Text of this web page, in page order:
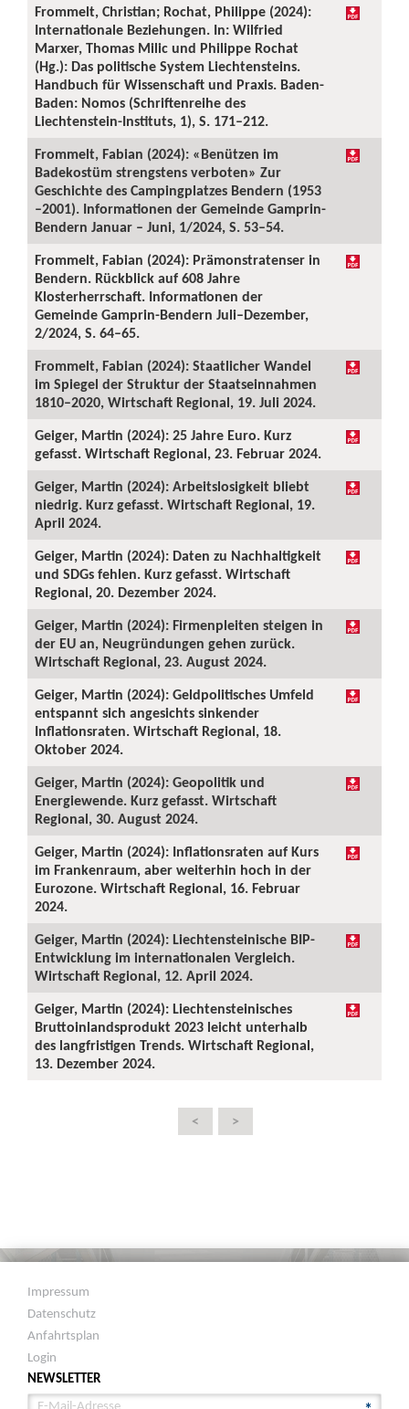
Frommelt, Christian; Rochat, Philippe (2024):
Internationale Beziehungen. In: Wilfried
Marxer, Thomas Milic und Philippe Rochat
(Hg.): Das politische System Liechtensteins.
Handbuch für Wissenschaft und Praxis. Baden-
Baden: Nomos (Schriftenreihe des
Liechtenstein-Instituts, 1), S. 171–212.
Frommelt, Fabian (2024): «Benützen im
Badekostüm strengstens verboten» Zur
Geschichte des Campingplatzes Bendern (1953
–2001). Informationen der Gemeinde Gamprin-
Bendern Januar – Juni, 1/2024, S. 53–54.
Frommelt, Fabian (2024): Prämonstratenser in
Bendern. Rückblick auf 608 Jahre
Klosterherrschaft. Informationen der
Gemeinde Gamprin-Bendern Juli–Dezember,
2/2024, S. 64–65.
Frommelt, Fabian (2024): Staatlicher Wandel
im Spiegel der Struktur der Staatseinnahmen
1810–2020, Wirtschaft Regional, 19. Juli 2024.
Geiger, Martin (2024): 25 Jahre Euro. Kurz
gefasst. Wirtschaft Regional, 23. Februar 2024.
Geiger, Martin (2024): Arbeitslosigkeit bliebt
niedrig. Kurz gefasst. Wirtschaft Regional, 19.
April 2024.
Geiger, Martin (2024): Daten zu Nachhaltigkeit
und SDGs fehlen. Kurz gefasst. Wirtschaft
Regional, 20. Dezember 2024.
Geiger, Martin (2024): Firmenpleiten steigen in
der EU an, Neugründungen gehen zurück.
Wirtschaft Regional, 23. August 2024.
Geiger, Martin (2024): Geldpolitisches Umfeld
entspannt sich angesichts sinkender
Inflationsraten. Wirtschaft Regional, 18.
Oktober 2024.
Geiger, Martin (2024): Geopolitik und
Energiewende. Kurz gefasst. Wirtschaft
Regional, 30. August 2024.
Geiger, Martin (2024): Inflationsraten auf Kurs
im Frankenraum, aber weiterhin hoch in der
Eurozone. Wirtschaft Regional, 16. Februar
2024.
Geiger, Martin (2024): Liechtensteinische BIP-
Entwicklung im internationalen Vergleich.
Wirtschaft Regional, 12. April 2024.
Geiger, Martin (2024): Liechtensteinisches
Bruttoinlandsprodukt 2023 leicht unterhalb
des langfristigen Trends. Wirtschaft Regional,
13. Dezember 2024.
< >
Impressum
Datenschutz
Anfahrtsplan
Login
NEWSLETTER